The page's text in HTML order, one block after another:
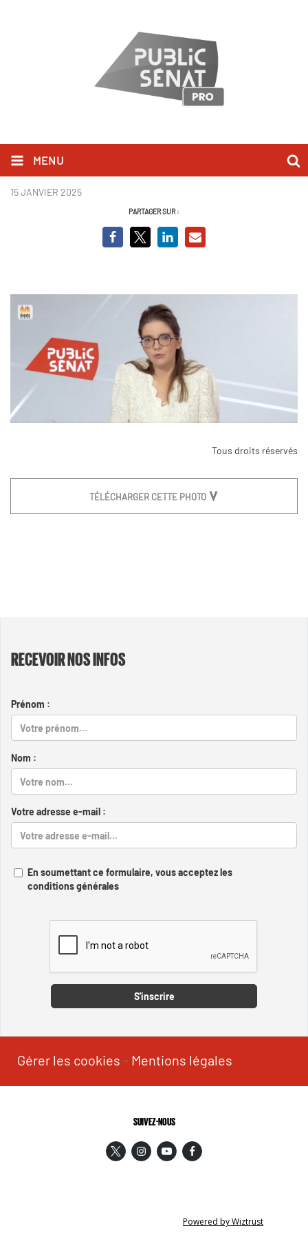
MENU
Aurore Bergé - BCVO.png
15 JANVIER 2025
PARTAGER SUR :
Tous droits réservés
TÉLÉCHARGER CETTE PHOTO
RECEVOIR NOS INFOS
Prénom :
Nom :
Votre adresse e-mail :
En soumettant ce formulaire, vous acceptez les
conditions générales
S'inscrire
Gérer les cookies - Mentions légales
SUIVEZ-NOUS
Powered by Wiztrust